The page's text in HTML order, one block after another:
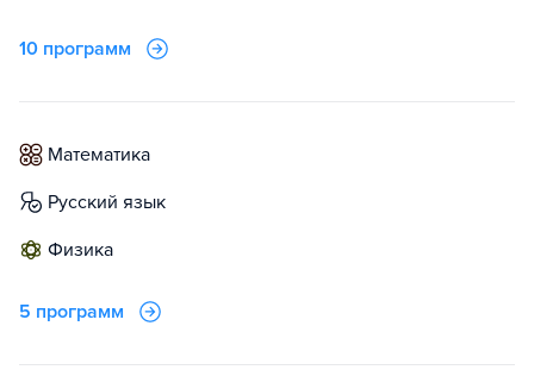
10 программ
математика
русский язык
физика
5 программ